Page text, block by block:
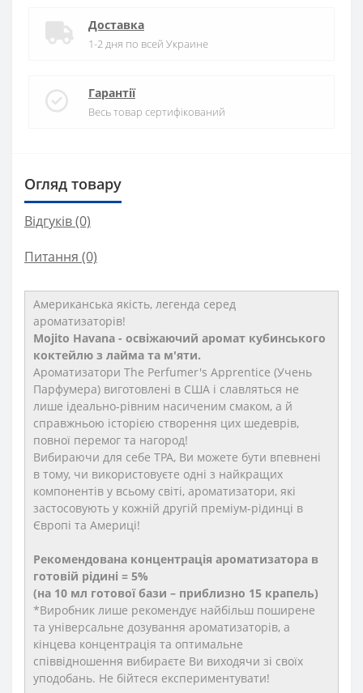
Доставка
1-2 дня по всей Украине
Гарантії
Весь товар сертифікований
Огляд товару
Відгуків (0)
Питання (0)
Американська якість, легенда серед
ароматизаторів!
Mojito Havana - освіжаючий аромат кубинського
коктейлю з лайма та м'яти.
Ароматизатори The Perfumer's Apprentice (Учень
Парфумера) виготовлені в США і славляться не
лише ідеально-рівним насиченим смаком, а й
справжньою історією створення цих шедеврів,
повної перемог та нагород!
Вибираючи для себе TPA, Ви можете бути впевнені
в тому, чи використовуєте одні з найкращих
компонентів у всьому світі, ароматизатори, які
застосовують у кожній другій преміум-рідинці в
Європі та Америці!
Рекомендована концентрація ароматизатора в
готовій рідині = 5%
(на 10 мл готової бази – приблизно 15 крапель)
*Виробник лише рекомендує найбільш поширене
та універсальне дозування ароматизаторів, а
кінцева концентрація та оптимальне
співвідношення вибираєте Ви виходячи зі своїх
уподобань. Не бійтеся експериментувати!